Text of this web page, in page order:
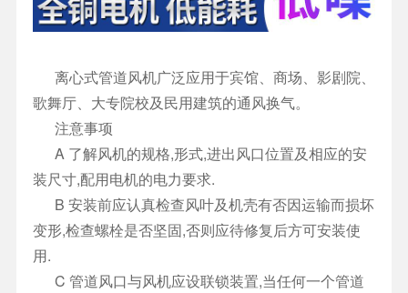
离心式管道风机广泛应用于宾馆、商场、影剧院、
歌舞厅、大专院校及民用建筑的通风换气。
注意事项
A 了解风机的规格,形式,进出风口位置及相应的安
装尺寸,配用电机的电力要求.
B 安装前应认真检查风叶及机壳有否因运输而损坏
变形,检查螺栓是否坚固,否则应待修复后方可安装使
用.
C 管道风口与风机应设联锁装置,当任何一个管道